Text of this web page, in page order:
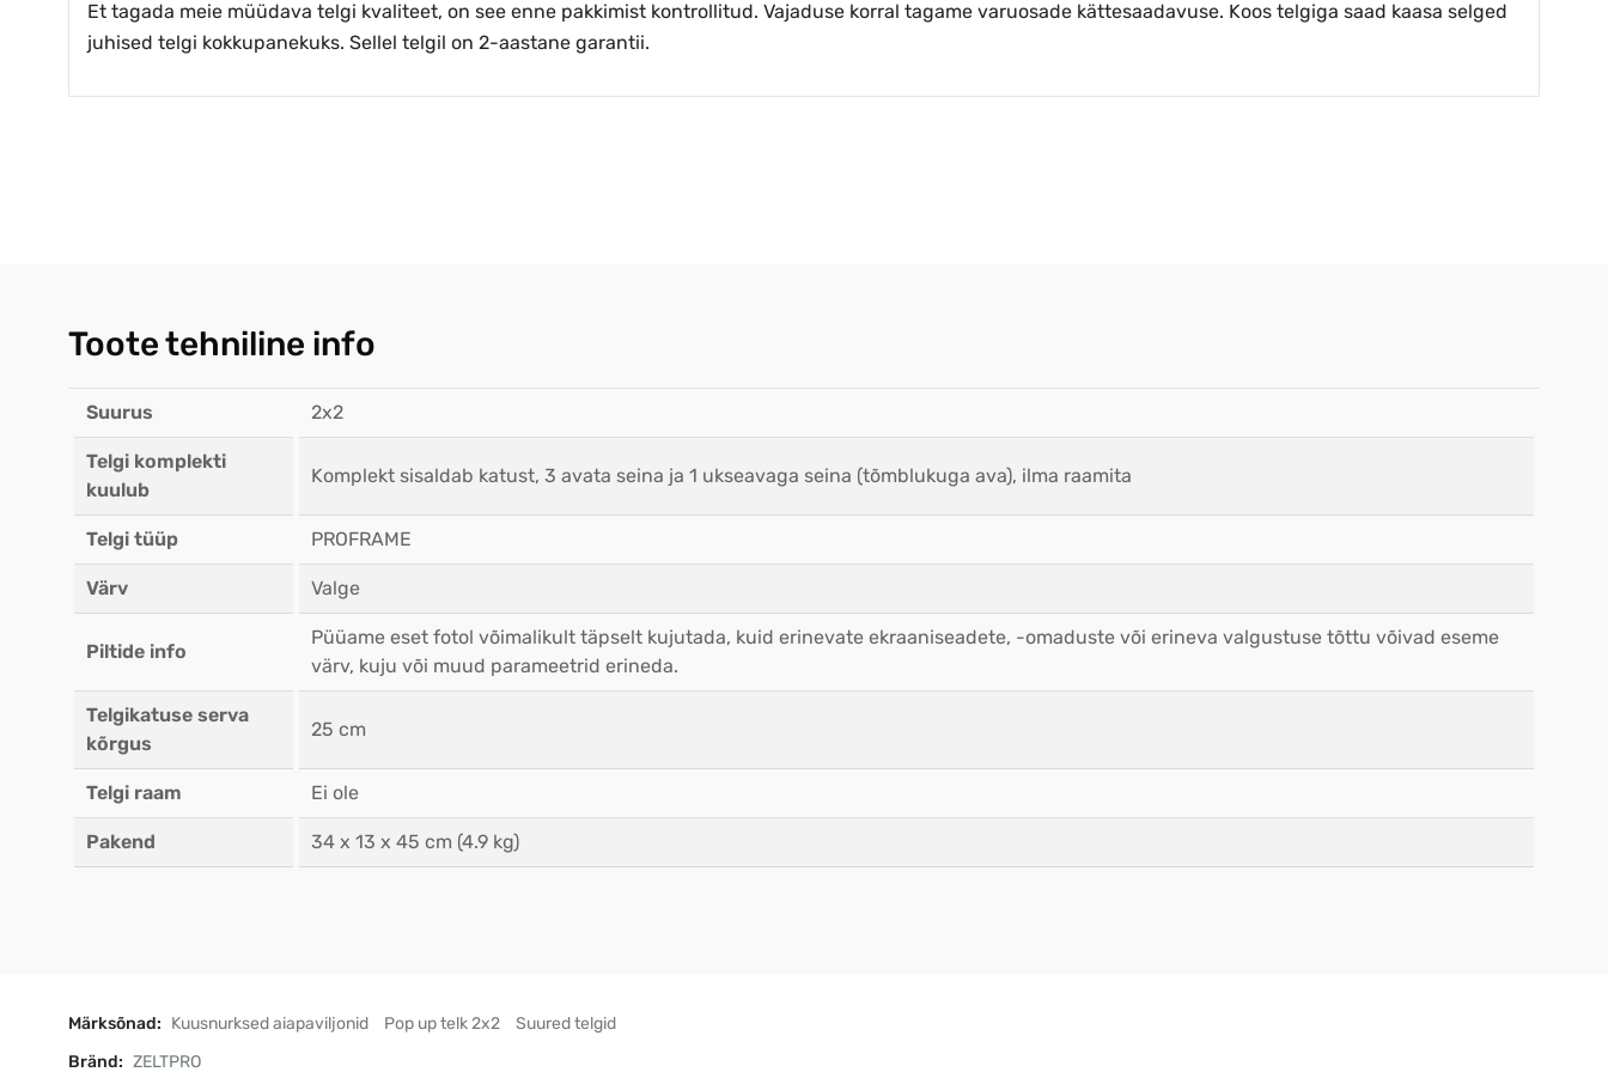
Et tagada meie müüdava telgi kvaliteet, on see enne pakkimist kontrollitud. Vajaduse korral tagame varuosade kättesaadavuse. Koos telgiga saad kaasa selged
juhised telgi kokkupanekuks. Sellel telgil on 2-aastane garantii.
Toote tehniline info
Suurus 2x2
Telgi komplekti
kuulub
Komplekt sisaldab katust, 3 avata seina ja 1 ukseavaga seina (tõmblukuga ava), ilma raamita
Telgi tüüp PROFRAME
Värv Valge
Piltide info
Püüame eset fotol võimalikult täpselt kujutada, kuid erinevate ekraaniseadete, -omaduste või erineva valgustuse tõttu võivad eseme
värv, kuju või muud parameetrid erineda.
Telgikatuse serva
kõrgus
25 cm
Telgi raam Ei ole
Pakend 34 x 13 x 45 cm (4.9 kg)
Märksõnad: Kuusnurksed aiapaviljonid Pop up telk 2x2
Suured telgid
Bränd: ZELTPRO